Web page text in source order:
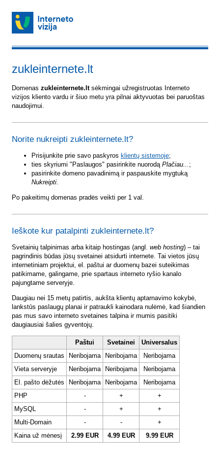
zukleinternete.lt
Domenas zukleinternete.ltsėkmingai užregistruotas Interneto
vizijos kliento vardu ir šiuo metu yra pilnai aktyvuotas bei paruoštas
naudojimui.
Norite nukreipti zukleinternete.lt?
Prisijunkite prie savo paskyros klientų sistemoje;
ties skyriumi "Paslaugos" pasirinkite nuorodą Plačiau... ;
pasirinkite domeno pavadinimą ir paspauskite mygtuką
Nukreipti.
Po pakeitimų domenas pradės veikti per 1 val.
Ieškote kur patalpinti zukleinternete.lt?
Svetainių talpinimas arba kitaip hostingas (angl. web hosting) – tai
pagrindinis būdas jūsų svetainei atsidurti internete. Tai vietos jūsų
internetiniam projektui, el. paštui ar duomenų bazei suteikimas
patikimame, galingame, prie spartaus interneto ryšio kanalo
pajungtame serveryje.
Daugiau nei 15 metų patirtis, aukšta klientų aptarnavimo kokybė,
lankstūs paslaugų planai ir patraukli kainodara nulėmė, kad šiandien
pas mus savo interneto svetaines talpina ir mumis pasitiki
daugiausiai šalies gyventojų.
Paštui Svetainei
Universalus
Duomenų srautas
Neribojama Neribojama
Neribojama
Vieta serveryje
Neribojama Neribojama
Neribojama
El. pašto dėžutės
Neribojama Neribojama
Neribojama
PHP
- +
+
MySQL
- +
+
Multi-Domain
- -
+
Kaina už mėnesį
2.99 EUR 4.99 EUR 9.99 EUR